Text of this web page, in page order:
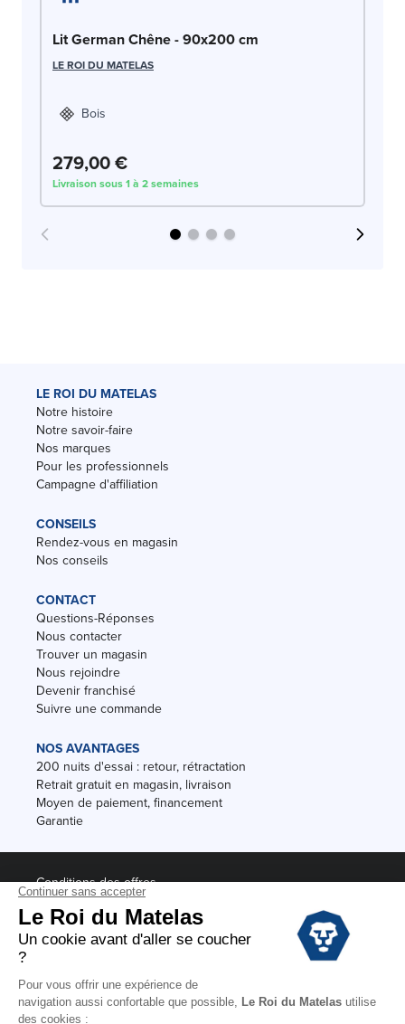
Lit German Chêne - 90x200 cm
LE ROI DU MATELAS
Bois
279,00 €
Livraison sous 1 à 2 semaines
LE ROI DU MATELAS
Notre histoire
Notre savoir-faire
Nos marques
Pour les professionnels
Campagne d'affiliation
CONSEILS
Rendez-vous en magasin
Nos conseils
CONTACT
Questions-Réponses
Nous contacter
Trouver un magasin
Nous rejoindre
Devenir franchisé
Suivre une commande
NOS AVANTAGES
200 nuits d'essai : retour, rétractation
Retrait gratuit en magasin, livraison
Moyen de paiement, financement
Garantie
Conditions des offres
Black Friday
Destockage
Soldes
Conditions Générales de vente magasin
Conditions Générales de vente internet